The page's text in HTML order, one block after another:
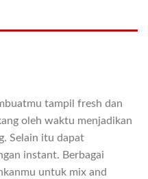
tampil fresh dan
oleh waktu menjadikan
Selain itu dapat
instant. Berbagai
untuk mix and